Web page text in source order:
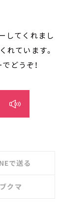
してくれまし
れています。
どうぞ！
で送る
ブクマ